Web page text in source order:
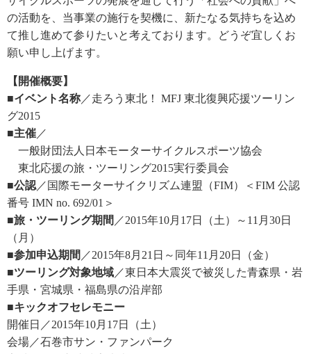
の活動を、当事業の施行を契機に、新たなる気持ちを込め
て推し進めて参りたいと考えております。どうぞ宜しくお
願い申し上げます。
【開催概要】
■イベント名称 ／走ろう東北！ MFJ 東北復興応援ツーリン
グ2015
■主催 ／
一般財団法人日本モーターサイクルスポーツ協会
東北応援の旅・ツーリング2015実行委員会
■公認 ／国際モーターサイクリズム連盟（FIM）＜FIM 公認
番号 IMN no. 692/01＞
■旅・ツーリング期間 ／2015年10月17日（土）～11月30日
（月）
■参加申込期間 ／2015年8月21日～同年11月20日（金）
■ツーリング対象地域 ／東日本大震災で被災した青森県・岩
手県・宮城県・福島県の沿岸部
■キックオフセレモニー
開催日／2015年10月17日（土）
会場／石巻市サン・ファンパーク